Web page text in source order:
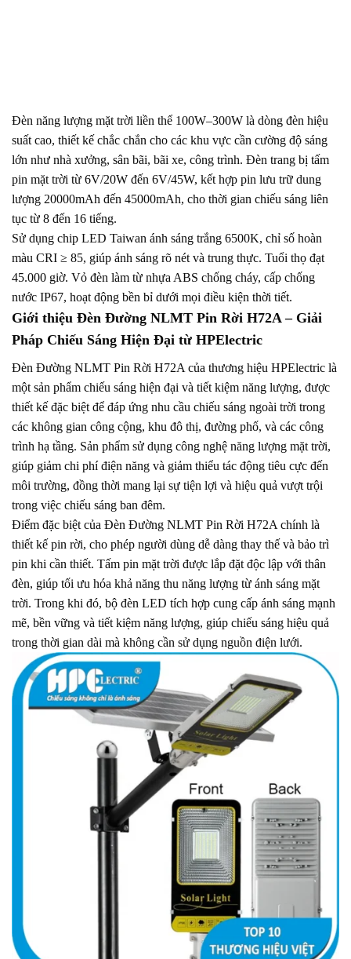
Đèn năng lượng mặt trời liền thể 100W–300W là dòng đèn hiệu
suất cao, thiết kế chắc chắn cho các khu vực cần cường độ sáng
lớn như nhà xưởng, sân bãi, bãi xe, công trình. Đèn trang bị tấm
pin mặt trời từ 6V/20W đến 6V/45W, kết hợp pin lưu trữ dung
lượng 20000mAh đến 45000mAh, cho thời gian chiếu sáng liên
tục từ 8 đến 16 tiếng.
Sử dụng chip LED Taiwan ánh sáng trắng 6500K, chỉ số hoàn
màu CRI ≥ 85, giúp ánh sáng rõ nét và trung thực. Tuổi thọ đạt
45.000 giờ. Vỏ đèn làm từ nhựa ABS chống cháy, cấp chống
nước IP67, hoạt động bền bỉ dưới mọi điều kiện thời tiết.
Giới thiệu Đèn Đường NLMT Pin Rời H72A – Giải
Pháp Chiếu Sáng Hiện Đại từ HPElectric
Đèn Đường NLMT Pin Rời H72A của thương hiệu HPElectric là
một sản phẩm chiếu sáng hiện đại và tiết kiệm năng lượng, được
thiết kế đặc biệt để đáp ứng nhu cầu chiếu sáng ngoài trời trong
các không gian công cộng, khu đô thị, đường phố, và các công
trình hạ tầng. Sản phẩm sử dụng công nghệ năng lượng mặt trời,
giúp giảm chi phí điện năng và giảm thiểu tác động tiêu cực đến
môi trường, đồng thời mang lại sự tiện lợi và hiệu quả vượt trội
trong việc chiếu sáng ban đêm.
Điểm đặc biệt của Đèn Đường NLMT Pin Rời H72A chính là
thiết kế pin rời, cho phép người dùng dễ dàng thay thế và bảo trì
pin khi cần thiết. Tấm pin mặt trời được lắp đặt độc lập với thân
đèn, giúp tối ưu hóa khả năng thu năng lượng từ ánh sáng mặt
trời. Trong khi đó, bộ đèn LED tích hợp cung cấp ánh sáng mạnh
mẽ, bền vững và tiết kiệm năng lượng, giúp chiếu sáng hiệu quả
trong thời gian dài mà không cần sử dụng nguồn điện lưới.